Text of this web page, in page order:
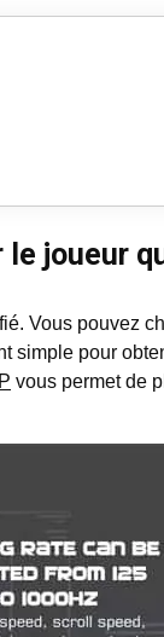
le joueur
Vous pouvez
simple pour
vous permet de